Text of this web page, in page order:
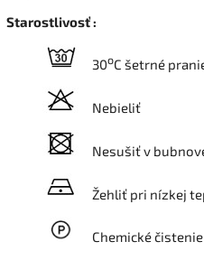
Starostlivosť :
30oC šetrné
Nebieliť
Nesušiť v
Žehliť pri nízkej
Chemické čistenie